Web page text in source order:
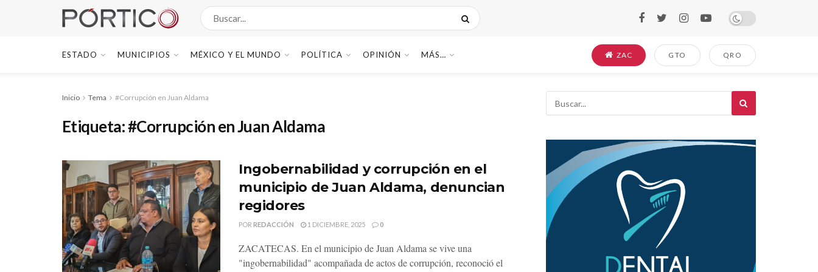
ESTADO MUNICIPIOS MÉXICO Y EL MUNDO POLÍTICA OPINIÓN MÁS… ZAC GTO QRO
Inicio Tema #Corrupción en Juan Aldama
Etiqueta:#Corrupción en Juan Aldama
Ingobernabilidad y corrupción en el
municipio de Juan Aldama, denuncian
regidores
POR REDACCIÓN 1 DICIEMBRE, 2025 0
ZACATECAS. En el municipio de Juan Aldama se vive una
"ingobernabilidad" acompañada de actos de corrupción, reconoció el